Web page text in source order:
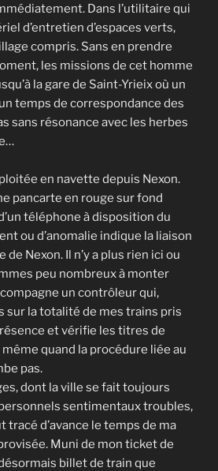
Dans l’utilitaire qui
d’entretien d’espaces verts,
compris. Sans en prendre
les missions de cet homme
la gare de Saint-Yrieix où un
temps de correspondance des
sans résonance avec les herbes
en navette depuis Nexon.
pancarte en rouge sur fond
téléphone à disposition du
ou d’anomalie indique la liaison
de Nexon. Il n’y a plus rien ici ou
peu nombreux à monter
un contrôleur qui,
sur la totalité de mes trains pris
et vérifie les titres de
quand la procédure liée au
pas.
dont la ville se fait toujours
sentimentaux troubles,
d’avance le temps de ma
Muni de mon ticket de
billet de train que